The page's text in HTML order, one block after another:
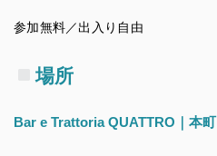
参加無料／出入り自由
場所
Bar e Trattoria QUATTRO｜本町